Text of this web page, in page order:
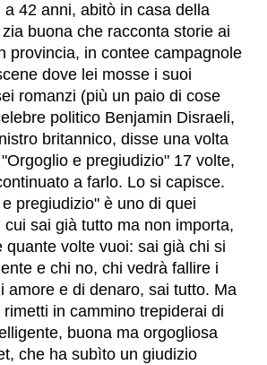
42 anni, abitò in casa della
buona che racconta storie ai
provincia, in contee campagnole
dove lei mosse i suoi
romanzi (più un paio di cose
politico Benjamin Disraeli,
britannico, disse una volta
e pregiudizio" 17 volte,
a farlo. Lo si capisce.
pregiudizio" è uno di quei
cui sai già tutto ma non importa,
quante volte vuoi: sai già chi si
e chi no, chi vedrà fallire i
amore e di denaro, sai tutto. Ma
in cammino trepiderai di
buona ma orgogliosa
che ha subìto un giudizio